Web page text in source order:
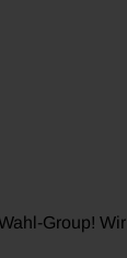
Group! Wir